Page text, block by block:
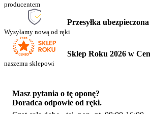
producentem
Przesyłka
Wysyłamy nową od ręki
Sklep Roku 2026 w
naszemu sklepowi
Masz pytania o tę oponę?
Doradca odpowie od ręki.